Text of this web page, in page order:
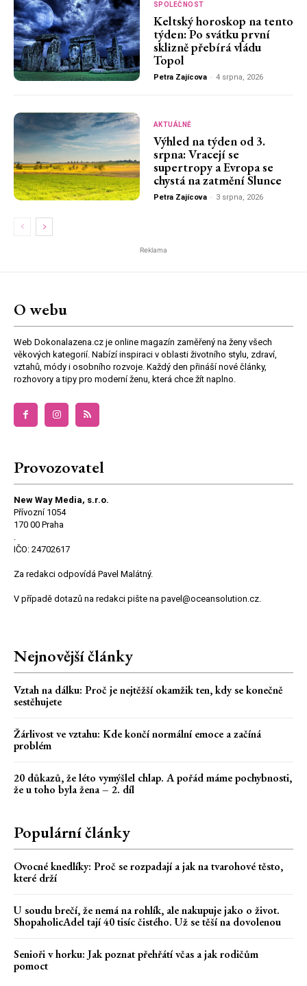
SPOLEČNOST
Keltský horoskop na tento
týden: Po svátku první
sklizně přebírá vládu
Topol
Petra Zajícova - 4 srpna, 2026
AKTUÁLNĚ
Výhled na týden od 3.
srpna: Vracejí se
supertropy a Evropa se
chystá na zatmění Slunce
Petra Zajícova - 3 srpna, 2026
Reklama
O webu
Web Dokonalazena.cz je online magazín zaměřený na ženy všech
věkových kategorií. Nabízí inspiraci v oblasti životního stylu, zdraví,
vztahů, módy i osobního rozvoje. Každý den přináší nové články,
rozhovory a tipy pro moderní ženu, která chce žít naplno.
Provozovatel
New Way Media, s.r.o.
Přívozní 1054
170 00 Praha
.
IČO: 24702617
Za redakci odpovídá Pavel Malátný.
V případě dotazů na redakci pište na pavel@oceansolution.cz.
Nejnovější články
Vztah na dálku: Proč je nejtěžší okamžik ten, kdy se konečně
sestěhujete
Žárlivost ve vztahu: Kde končí normální emoce a začíná
problém
20 důkazů, že léto vymýšlel chlap. A pořád máme pochybnosti,
že u toho byla žena – 2. díl
Populární články
Ovocné knedlíky: Proč se rozpadají a jak na tvarohové těsto,
které drží
U soudu brečí, že nemá na rohlík, ale nakupuje jako o život.
ShopaholicAdel tají 40 tisíc čistého. Už se těší na dovolenou
Senioři v horku: Jak poznat přehřátí včas a jak rodičům
pomoct